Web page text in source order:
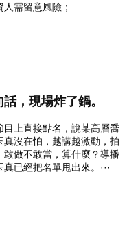
需留意風險；
，現場炸了鍋。
目上直接點名，說某高層喬
真沒在怕，越講越激動，拍
敢做不敢當，算什麼？導播
已經把名單甩出來。···